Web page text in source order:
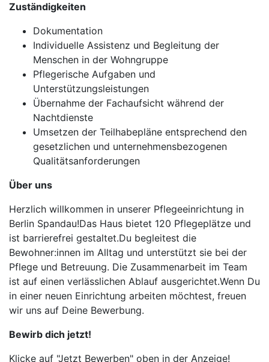
Zuständigkeiten
Dokumentation
Individuelle Assistenz und Begleitung der
Menschen in der Wohngruppe
Pflegerische Aufgaben und
Unterstützungsleistungen
Übernahme der Fachaufsicht während der
Nachtdienste
Umsetzen der Teilhabepläne entsprechend den
gesetzlichen und unternehmensbezogenen
Qualitätsanforderungen
Über uns
Herzlich willkommen in unserer Pflegeeinrichtung in
Berlin Spandau!Das Haus bietet 120 Pflegeplätze und
ist barrierefrei gestaltet.Du begleitest die
Bewohner:innen im Alltag und unterstützt sie bei der
Pflege und Betreuung. Die Zusammenarbeit im Team
ist auf einen verlässlichen Ablauf ausgerichtet.Wenn Du
in einer neuen Einrichtung arbeiten möchtest, freuen
wir uns auf Deine Bewerbung.
Bewirb dich jetzt!
Klicke auf "Jetzt Bewerben" oben in der Anzeige!